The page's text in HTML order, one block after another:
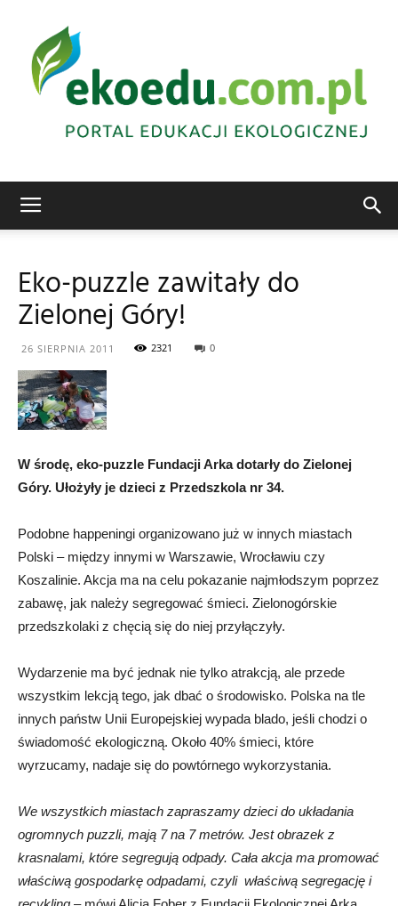
ekologiczna
Eko-puzzle zawitały do
Zielonej Góry!
26 SIERPNIA 2011 2321 0
W środę, eko-puzzle Fundacji Arka dotarły do Zielonej
Góry. Ułożyły je dzieci z Przedszkola nr 34.
Podobne happeningi organizowano już w innych miastach
Polski – między innymi w Warszawie, Wrocławiu czy
Koszalinie. Akcja ma na celu pokazanie najmłodszym poprzez
zabawę, jak należy segregować śmieci. Zielonogórskie
przedszkolaki z chęcią się do niej przyłączyły.
Wydarzenie ma być jednak nie tylko atrakcją, ale przede
wszystkim lekcją tego, jak dbać o środowisko. Polska na tle
innych państw Unii Europejskiej wypada blado, jeśli chodzi o
świadomość ekologiczną. Około 40% śmieci, które
wyrzucamy, nadaje się do powtórnego wykorzystania.
We wszystkich miastach zapraszamy dzieci do układania
ogromnych puzzli, mają 7 na 7 metrów. Jest obrazek z
krasnalami, które segregują odpady. Cała akcja ma promować
właściwą gospodarkę odpadami, czyli właściwą segregację i